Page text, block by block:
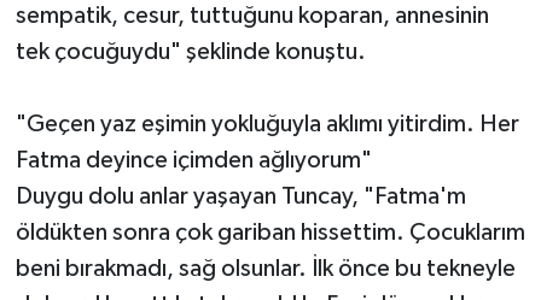
sempatik, cesur, tuttuğunu koparan, annesinin
tek çocuğuydu" şeklinde konuştu.
"Geçen yaz eşimin yokluğuyla aklımı yitirdim. Her
Fatma deyince içimden ağlıyorum"
Duygu dolu anlar yaşayan Tuncay, "Fatma'm
öldükten sonra çok gariban hissettim. Çocuklarım
beni bırakmadı, sağ olsunlar. İlk önce bu tekneyle